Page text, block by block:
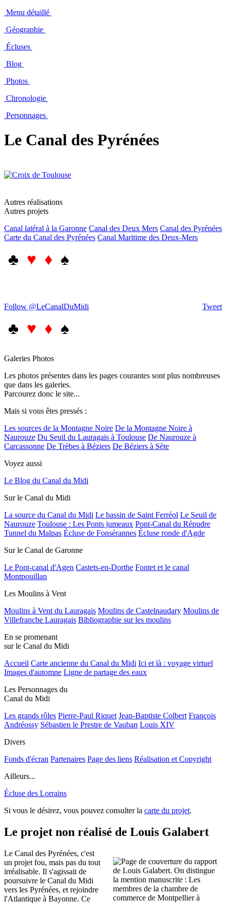
Menu détaillé
Géographie
Écluses
Blog
Photos
Chronologie
Personnages
Le Canal des Pyrénées
Autres réalisations
Autres projets
Canal latéral à la Garonne Canal des Deux Mers Canal des Pyrénées
Carte du Canal des Pyrénées Canal Maritime des Deux-Mers
♣ ♥ ♦ ♠
Tweet
Follow @LeCanalDuMidi
♣ ♥ ♦ ♠
Galeries Photos
Les photos présentes dans les pages courantes sont plus nombreuses
que dans les galeries.
Parcourez donc le site...
Mais si vous êtes pressés :
Les sources de la Montagne Noire De la Montagne Noire à
Naurouze Du Seuil du Lauragais à Toulouse De Naurouze à
Carcassonne De Trèbes à Béziers De Béziers à Sète
Voyez aussi
Le Blog du Canal du Midi
Sur le Canal du Midi
La source du Canal du Midi Le bassin de Saint Ferréol Le Seuil de
Naurouze Toulouse : Les Ponts jumeaux Pont-Canal du Répudre
Tunnel du Malpas Écluse de Fonsérannes Écluse ronde d'Agde
Sur le Canal de Garonne
Le Pont-canal d'Agen Castets-en-Dorthe Fontet et le canal
Montpouillan
Les Moulins à Vent
Moulins à Vent du Lauragais Moulins de Castelnaudary Moulins de
Villefranche Lauragais Bibliographie sur les moulins
En se promenant
sur le Canal du Midi
Accueil Carte ancienne du Canal du Midi Ici et là : voyage virtuel
Images d'automne Ligne de partage des eaux
Les Personnages du
Canal du Midi
Les grands rôles Pierre-Paul Riquet Jean-Baptiste Colbert François
Andréossy Sébastien le Prestre de Vauban Louis XIV
Divers
Fonds d'écran Partenaires Page des liens Réalisation et Copyright
Ailleurs...
Écluse des Lorrains
Si vous le désirez, vous pouvez consulter la carte du projet.
Le projet non réalisé de Louis Galabert
Le Canal des Pyrénées, c'est
un projet fou, mais pas du tout
irréalisable. Il s'agissait de
poursuivre le Canal du Midi
vers les Pyrénées, et rejoindre
l'Atlantique à Bayonne. Ce